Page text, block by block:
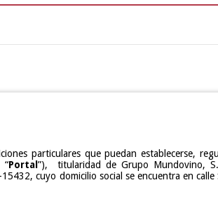
particulares que puedan establecerse,
“Portal”), titularidad de Grupo Mundovino,
cuyo domicilio social se encuentra en calle